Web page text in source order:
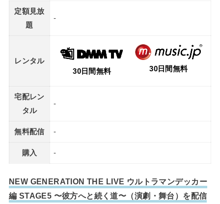
定額見放
題
-
レンタル
30日間無料
30日間無料
宅配レン
タル
-
無料配信 -
購入 -
NEW GENERATION THE LIVE ウルトラマンデッカー
編 STAGE5 〜彼方へと続く道〜（演劇・舞台）を配信